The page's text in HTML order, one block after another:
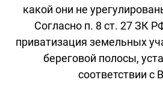
какой они не
Согласно п. 8 ст. 27 ЗК
приватизация земельных
береговой полосы,
соответствии с